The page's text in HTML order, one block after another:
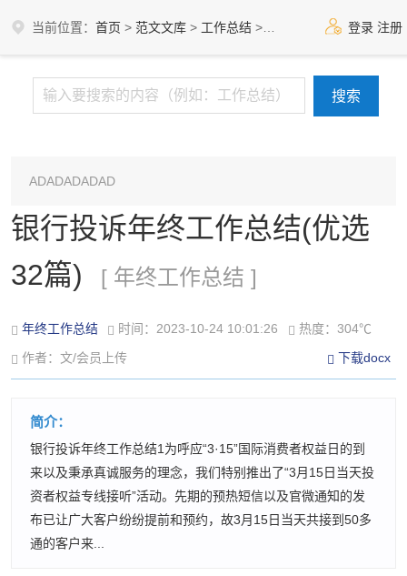
当前位置： 首页 > 范文文库 > 工作总结 > 年终工作总结 登录 注册
ADADADADAD
银行投诉年终工作总结(优选
32篇)
[ 年终工作总结 ]
年终工作总结 时间：2023-10-24 10:01:26
热度：304℃
作者：文/会员上传
下载docx
简介：
银行投诉年终工作总结1为呼应“3·15”国际消费者权益日的到
来以及秉承真诚服务的理念，我们特别推出了“3月15日当天投
资者权益专线接听”活动。先期的预热短信以及官微通知的发
布已让广大客户纷纷提前和预约，故3月15日当天共接到50多
通的客户来...